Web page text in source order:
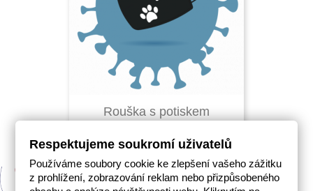
Rouška s potiskem
Respektujeme soukromí uživatelů
Používáme soubory cookie ke zlepšení vašeho zážitku
z prohlížení, zobrazování reklam nebo přizpůsobeného